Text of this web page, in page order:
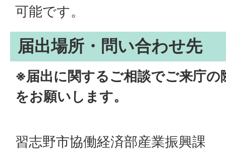
可能です。
届出場所・問い合わせ先
※届出に関するご相談でご来庁の
をお願いします。
習志野市協働経済部産業振興課